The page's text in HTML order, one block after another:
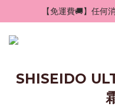
【免運費🚚】任何
SHISEIDO